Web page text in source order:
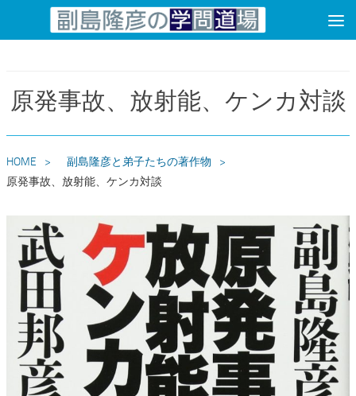
コンテンツへスキップ
原発事故、放射能、ケンカ対談
HOME
副島隆彦と弟子たちの著作物
原発事故、放射能、ケンカ対談